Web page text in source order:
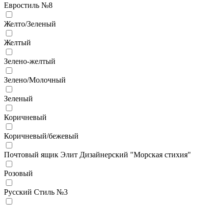
Евростиль №8
Желто/Зеленый
Желтый
Зелено-желтый
Зелено/Молочный
Зеленый
Коричневый
Коричневый/бежевый
Почтовый ящик Элит Дизайнерский "Морская стихия"
Розовый
Русский Стиль №3